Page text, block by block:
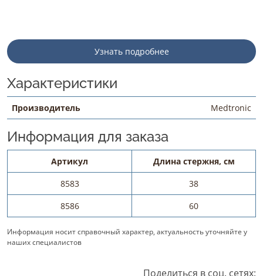
Узнать подробнее
Характеристики
Производитель Medtronic
Информация для заказа
Артикул
Длина стержня, см
8583
38
8586
60
Информация носит справочный характер, актуальность уточняйте у
наших специалистов
Поделиться в соц. сетях: